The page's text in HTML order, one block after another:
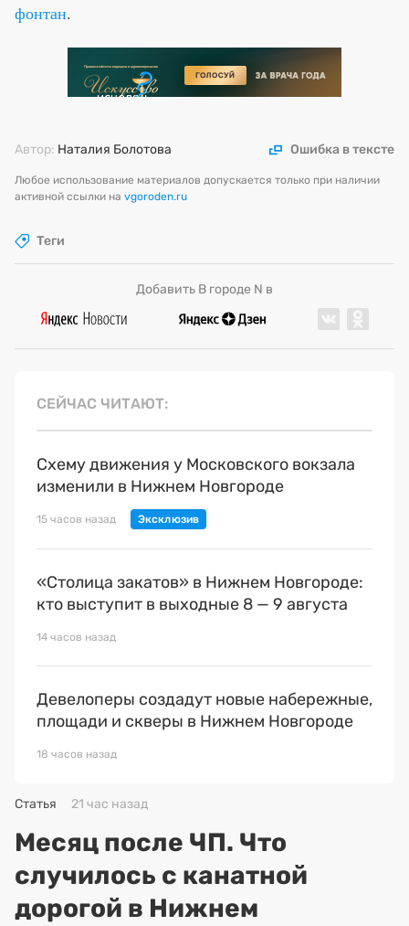
фонтан.
Автор: Наталия Болотова Ошибка в тексте
Любое использование материалов допускается только при наличии
активной ссылки на vgoroden.ru
Теги
Добавить В городе N в
СЕЙЧАС ЧИТАЮТ
Схему движения у Московского вокзала
изменили в Нижнем Новгороде
15 часов назад
«Столица закатов» в Нижнем Новгороде:
кто выступит в выходные 8 — 9 августа
14 часов назад
Девелоперы создадут новые набережные,
площади и скверы в Нижнем Новгороде
18 часов назад
Статья 21 час назад
Месяц после ЧП. Что
случилось с канатной
дорогой в Нижнем